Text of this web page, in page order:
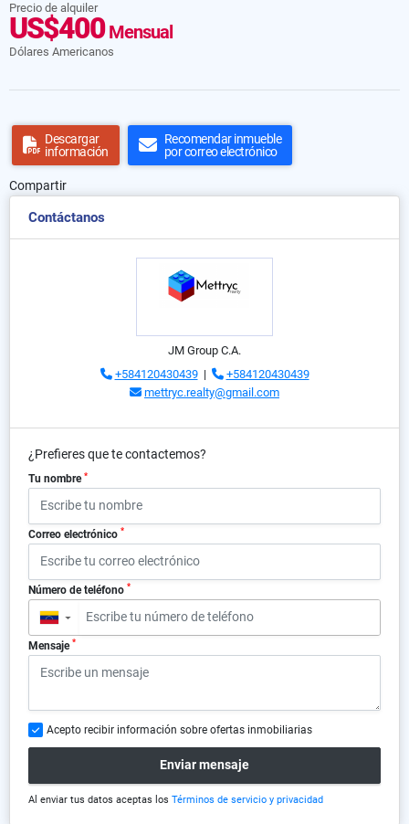
Precio de alquiler
US$400Mensual
Dólares Americanos
Descargar
información
Recomendar inmueble
por correo electrónico
Compartir
Contáctanos
JM Group C.A.
+584120430439|
+584120430439
mettryc.realty@gmail.com
¿Prefieres que te contactemos?
Tu nombre *
Correo electrónico *
Número de teléfono *
▼
Mensaje *
Acepto recibir información sobre ofertas inmobiliarias
Enviar mensaje
Al enviar tus datos aceptas los Términos de servicio y privacidad